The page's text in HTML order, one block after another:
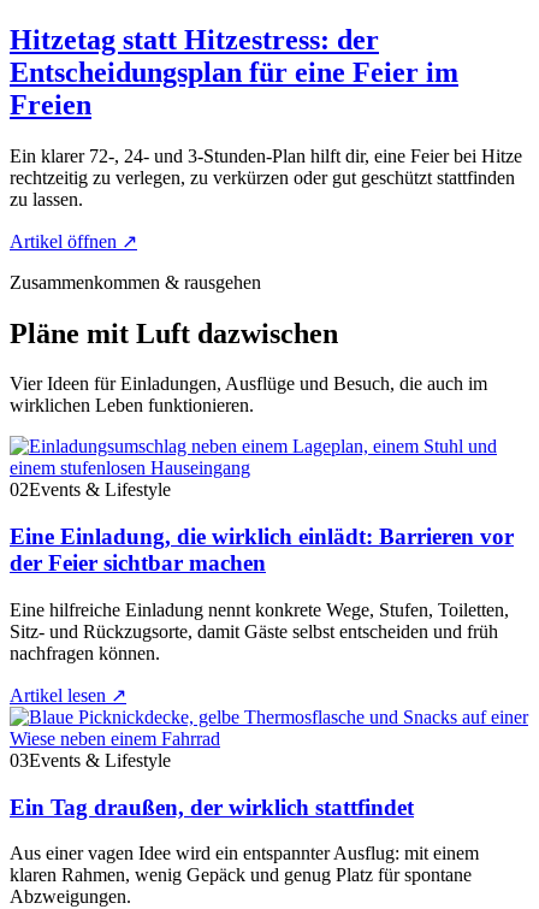
Hitzetag statt Hitzestress: der
Entscheidungsplan für eine Feier im
Freien
Ein klarer 72-, 24- und 3-Stunden-Plan hilft dir, eine Feier bei Hitze
rechtzeitig zu verlegen, zu verkürzen oder gut geschützt stattfinden
zu lassen.
Artikel öffnen ↗
Zusammenkommen & rausgehen
Pläne mit Luft dazwischen
Vier Ideen für Einladungen, Ausflüge und Besuch, die auch im
wirklichen Leben funktionieren.
02Events & Lifestyle
Eine Einladung, die wirklich einlädt: Barrieren vor
der Feier sichtbar machen
Eine hilfreiche Einladung nennt konkrete Wege, Stufen, Toiletten,
Sitz- und Rückzugsorte, damit Gäste selbst entscheiden und früh
nachfragen können.
Artikel lesen ↗
03Events & Lifestyle
Ein Tag draußen, der wirklich stattfindet
Aus einer vagen Idee wird ein entspannter Ausflug: mit einem
klaren Rahmen, wenig Gepäck und genug Platz für spontane
Abzweigungen.